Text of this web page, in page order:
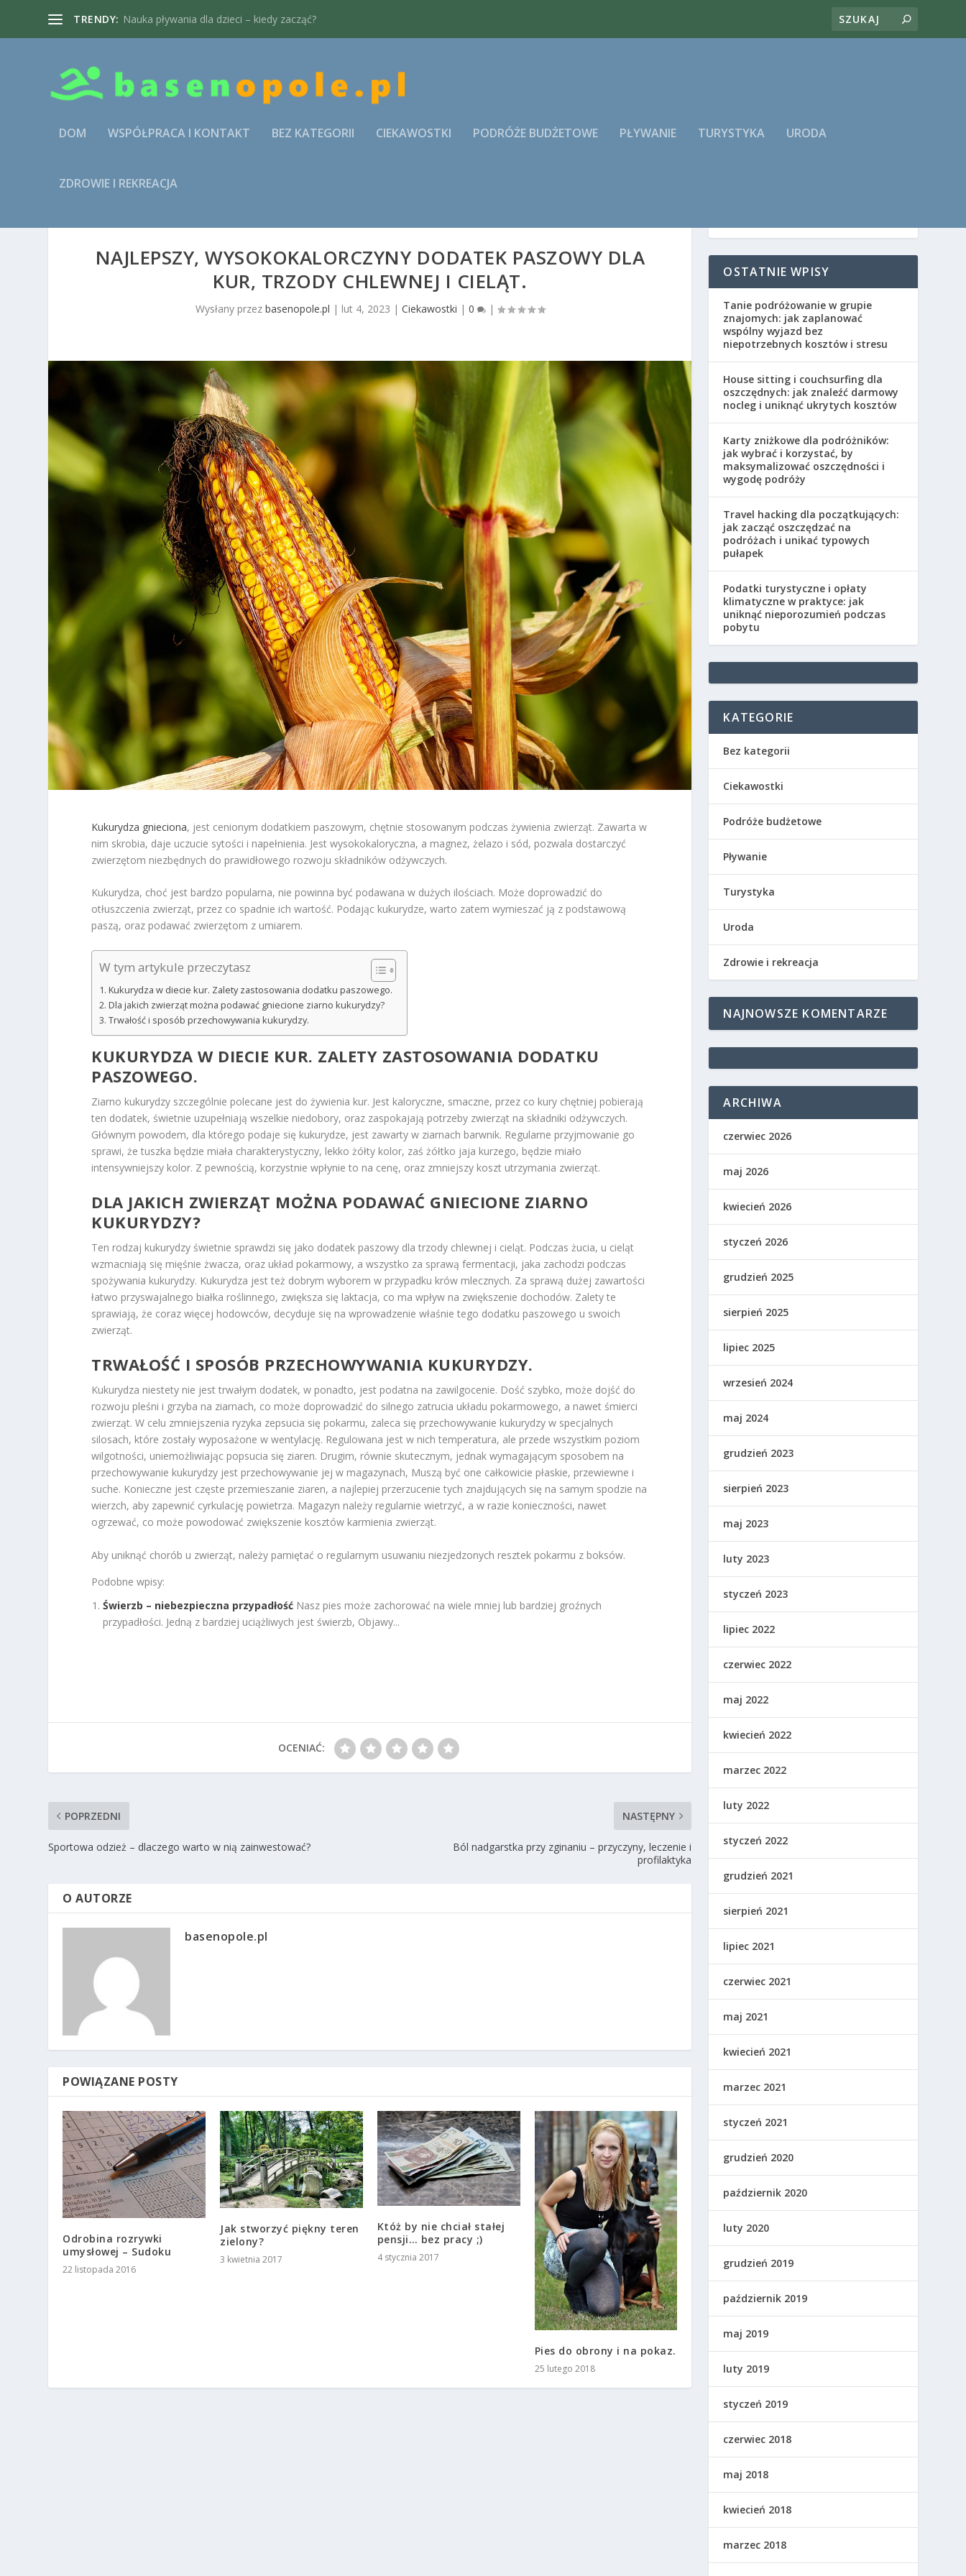
TRENDY: Nauka pływania dla dzieci – kiedy zacząć?
DOM WSPÓŁPRACA I KONTAKT BEZ KATEGORII CIEKAWOSTKI PODRÓŻE BUDŻETOWE PŁYWANIE TURYSTYKA URODA
ZDROWIE I REKREACJA
NAJLEPSZY, WYSOKOKALORCZYNY DODATEK PASZOWY DLA
KUR, TRZODY CHLEWNEJ I CIELĄT.
Wysłany przez basenopole.pl | lut 4, 2023 | Ciekawostki | 0 |
Kukurydza gnieciona, jest cenionym dodatkiem paszowym, chętnie stosowanym podczas żywienia zwierząt. Zawarta w
nim skrobia, daje uczucie sytości i napełnienia. Jest wysokokaloryczna, a magnez, żelazo i sód, pozwala dostarczyć
zwierzętom niezbędnych do prawidłowego rozwoju składników odżywczych.
Kukurydza, choć jest bardzo popularna, nie powinna być podawana w dużych ilościach. Może doprowadzić do
otłuszczenia zwierząt, przez co spadnie ich wartość. Podając kukurydze, warto zatem wymieszać ją z podstawową
paszą, oraz podawać zwierzętom z umiarem.
W tym artykule przeczytasz
Kukurydza w diecie kur. Zalety zastosowania dodatku paszowego.
Dla jakich zwierząt można podawać gniecione ziarno kukurydzy?
Trwałość i sposób przechowywania kukurydzy.
KUKURYDZA W DIECIE KUR. ZALETY ZASTOSOWANIA DODATKU
PASZOWEGO.
Ziarno kukurydzy szczególnie polecane jest do żywienia kur. Jest kaloryczne, smaczne, przez co kury chętniej pobierają
ten dodatek, świetnie uzupełniają wszelkie niedobory, oraz zaspokajają potrzeby zwierząt na składniki odżywczych.
Głównym powodem, dla którego podaje się kukurydze, jest zawarty w ziarnach barwnik. Regularne przyjmowanie go
sprawi, że tuszka będzie miała charakterystyczny, lekko żółty kolor, zaś żółtko jaja kurzego, będzie miało
intensywniejszy kolor. Z pewnością, korzystnie wpłynie to na cenę, oraz zmniejszy koszt utrzymania zwierząt.
DLA JAKICH ZWIERZĄT MOŻNA PODAWAĆ GNIECIONE ZIARNO
KUKURYDZY?
Ten rodzaj kukurydzy świetnie sprawdzi się jako dodatek paszowy dla trzody chlewnej i cieląt. Podczas żucia, u cieląt
wzmacniają się mięśnie żwacza, oraz układ pokarmowy, a wszystko za sprawą fermentacji, jaka zachodzi podczas
spożywania kukurydzy. Kukurydza jest też dobrym wyborem w przypadku krów mlecznych. Za sprawą dużej zawartości
łatwo przyswajalnego białka roślinnego, zwiększa się laktacja, co ma wpływ na zwiększenie dochodów. Zalety te
sprawiają, że coraz więcej hodowców, decyduje się na wprowadzenie właśnie tego dodatku paszowego u swoich
zwierząt.
TRWAŁOŚĆ I SPOSÓB PRZECHOWYWANIA KUKURYDZY.
Kukurydza niestety nie jest trwałym dodatek, w ponadto, jest podatna na zawilgocenie. Dość szybko, może dojść do
rozwoju pleśni i grzyba na ziarnach, co może doprowadzić do silnego zatrucia układu pokarmowego, a nawet śmierci
zwierząt. W celu zmniejszenia ryzyka zepsucia się pokarmu, zaleca się przechowywanie kukurydzy w specjalnych
silosach, które zostały wyposażone w wentylację. Regulowana jest w nich temperatura, ale przede wszystkim poziom
wilgotności, uniemożliwiając popsucia się ziaren. Drugim, równie skutecznym, jednak wymagającym sposobem na
przechowywanie kukurydzy jest przechowywanie jej w magazynach, Muszą być one całkowicie płaskie, przewiewne i
suche. Konieczne jest częste przemieszanie ziaren, a najlepiej przerzucenie tych znajdujących się na samym spodzie na
wierzch, aby zapewnić cyrkulację powietrza. Magazyn należy regularnie wietrzyć, a w razie konieczności, nawet
ogrzewać, co może powodować zwiększenie kosztów karmienia zwierząt.
Aby uniknąć chorób u zwierząt, należy pamiętać o regularnym usuwaniu niezjedzonych resztek pokarmu z boksów.
Podobne wpisy:
Świerzb – niebezpieczna przypadłość Nasz pies może zachorować na wiele mniej lub bardziej groźnych
przypadłości. Jedną z bardziej uciążliwych jest świerzb, Objawy...
OCENIAĆ:
POPRZEDNI
Sportowa odzież – dlaczego warto w nią zainwestować?
NASTĘPNY
Ból nadgarstka przy zginaniu – przyczyny, leczenie i
profilaktyka
O AUTORZE
basenopole.pl
POWIĄZANE POSTY
Odrobina rozrywki
umysłowej – Sudoku
22 listopada 2016
Jak stworzyć piękny teren
zielony?
3 kwietnia 2017
Któż by nie chciał stałej
pensji… bez pracy ;)
4 stycznia 2017
Pies do obrony i na pokaz.
25 lutego 2018
OSTATNIE WPISY
Tanie podróżowanie w grupie
znajomych: jak zaplanować
wspólny wyjazd bez
niepotrzebnych kosztów i stresu
House sitting i couchsurfing dla
oszczędnych: jak znaleźć darmowy
nocleg i uniknąć ukrytych kosztów
Karty zniżkowe dla podróżników:
jak wybrać i korzystać, by
maksymalizować oszczędności i
wygodę podróży
Travel hacking dla początkujących:
jak zacząć oszczędzać na
podróżach i unikać typowych
pułapek
Podatki turystyczne i opłaty
klimatyczne w praktyce: jak
uniknąć nieporozumień podczas
pobytu
KATEGORIE
Bez kategorii
Ciekawostki
Podróże budżetowe
Pływanie
Turystyka
Uroda
Zdrowie i rekreacja
NAJNOWSZE KOMENTARZE
ARCHIWA
czerwiec 2026
maj 2026
kwiecień 2026
styczeń 2026
grudzień 2025
sierpień 2025
lipiec 2025
wrzesień 2024
maj 2024
grudzień 2023
sierpień 2023
maj 2023
luty 2023
styczeń 2023
lipiec 2022
czerwiec 2022
maj 2022
kwiecień 2022
marzec 2022
luty 2022
styczeń 2022
grudzień 2021
sierpień 2021
lipiec 2021
czerwiec 2021
maj 2021
kwiecień 2021
marzec 2021
styczeń 2021
grudzień 2020
październik 2020
luty 2020
grudzień 2019
październik 2019
maj 2019
luty 2019
styczeń 2019
czerwiec 2018
maj 2018
kwiecień 2018
marzec 2018